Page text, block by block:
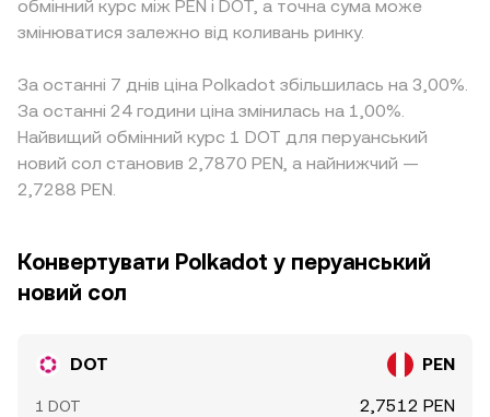
обмінний курс між PEN і DOT, а точна сума може
змінюватися залежно від коливань ринку.
За останні 7 днів ціна Polkadot збільшилась на 3,00%.
За останні 24 години ціна змінилась на 1,00%.
Найвищий обмінний курс 1 DOT для перуанський
новий сол становив 2,7870 PEN, а найнижчий —
2,7288 PEN.
Конвертувати Polkadot у перуанський
новий сол
DOT PEN
1 DOT 2,7512 PEN